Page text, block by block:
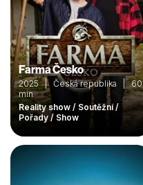
Farma Česko
2025 | Česká republika | 60
min
Reality show / Soutěžní /
Pořady / Show